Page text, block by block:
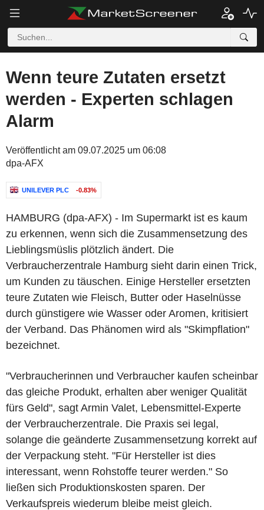
Wenn teure Zutaten ersetzt
werden - Experten schlagen
Alarm
Veröffentlicht am 09.07.2025 um 06:08
dpa-AFX
UNILEVER PLC -0.83%
HAMBURG (dpa-AFX) - Im Supermarkt ist es kaum
zu erkennen, wenn sich die Zusammensetzung des
Lieblingsmüslis plötzlich ändert. Die
Verbraucherzentrale Hamburg sieht darin einen Trick,
um Kunden zu täuschen. Einige Hersteller ersetzten
teure Zutaten wie Fleisch, Butter oder Haselnüsse
durch günstigere wie Wasser oder Aromen, kritisiert
der Verband. Das Phänomen wird als "Skimpflation"
bezeichnet.
"Verbraucherinnen und Verbraucher kaufen scheinbar
das gleiche Produkt, erhalten aber weniger Qualität
fürs Geld", sagt Armin Valet, Lebensmittel-Experte
der Verbraucherzentrale. Die Praxis sei legal,
solange die geänderte Zusammensetzung korrekt auf
der Verpackung steht. "Für Hersteller ist dies
interessant, wenn Rohstoffe teurer werden." So
ließen sich Produktionskosten sparen. Der
Verkaufspreis wiederum bleibe meist gleich.